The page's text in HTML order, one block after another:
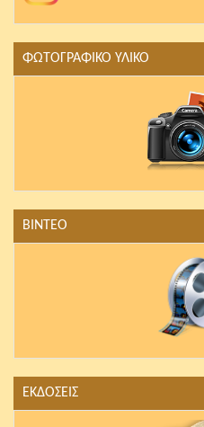
ΦΩΤΟΓΡΑΦΙΚΟ ΥΛΙΚΟ
ΒΙΝΤΕΟ
ΕΚΔΟΣΕΙΣ